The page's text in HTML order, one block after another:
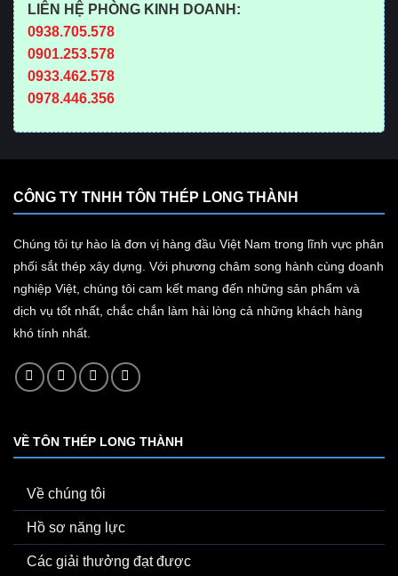
LIÊN HỆ PHÒNG KINH DOANH:
0938.705.578
0901.253.578
0933.462.578
0978.446.356
CÔNG TY TNHH TÔN THÉP LONG THÀNH
Chúng tôi tự hào là đơn vị hàng đầu Việt Nam trong lĩnh vực phân
phối sắt thép xây dựng. Với phương châm song hành cùng doanh
nghiệp Việt, chúng tôi cam kết mang đến những sản phẩm và
dịch vụ tốt nhất, chắc chắn làm hài lòng cả những khách hàng
khó tính nhất.
VỀ TÔN THÉP LONG THÀNH
Về chúng tôi
Hồ sơ năng lực
Các giải thưởng đạt được